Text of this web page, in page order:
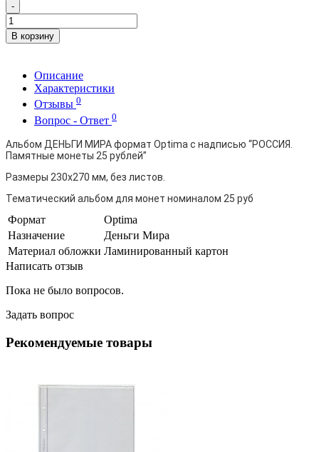
-
В корзину
Описание
Характеристики
Отзывы 0
Вопрос - Ответ 0
Альбом ДЕНЬГИ МИРА формат Optima с надписью “РОССИЯ.
Памятные монеты 25 рублей”
Размеры 230х270 мм, без листов.
Тематический альбом для монет номиналом 25 руб
Формат
Optima
Назначение
Деньги Мира
Материал обложки Ламинированный картон
Написать отзыв
Пока не было вопросов.
Задать вопрос
Рекомендуемые товары